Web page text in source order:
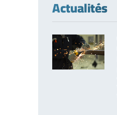
Actualités